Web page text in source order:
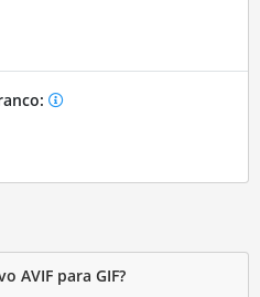
AVIF para GIF?